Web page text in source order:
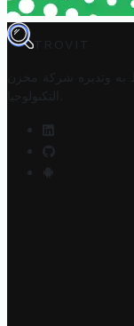
TROVIT
وتديره
شركة مخزن
التكنولوجيا